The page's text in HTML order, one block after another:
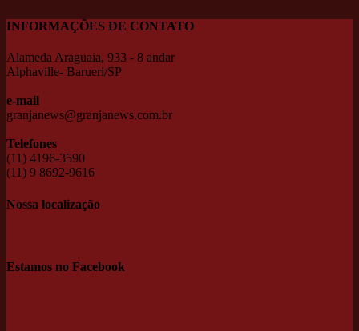
INFORMAÇÕES DE CONTATO
Alameda Araguaia, 933 - 8 andar
Alphaville- Barueri/SP
e-mail
granjanews@granjanews.com.br
Telefones
(11) 4196-3590
(11) 9 8692-9616
Nossa localização
Estamos no Facebook